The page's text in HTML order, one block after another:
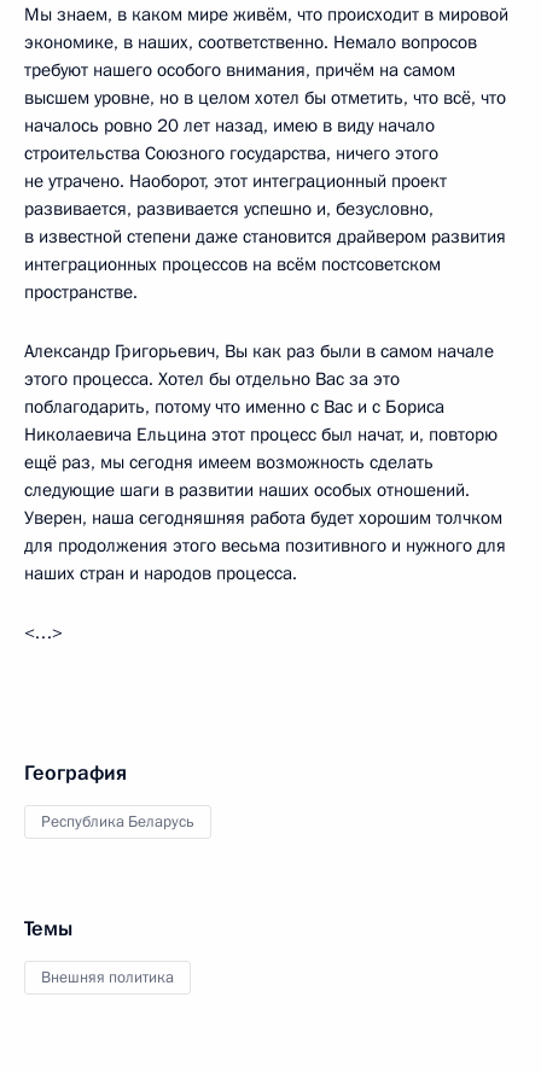
Мы знаем, в каком мире живём, что происходит в мировой
экономике, в наших, соответственно. Немало вопросов
требуют нашего особого внимания, причём на самом
высшем уровне, но в целом хотел бы отметить, что всё, что
началось ровно 20 лет назад, имею в виду начало
строительства Союзного государства, ничего этого
не утрачено. Наоборот, этот интеграционный проект
развивается, развивается успешно и, безусловно,
в известной степени даже становится драйвером развития
интеграционных процессов на всём постсоветском
пространстве.
Александр Григорьевич, Вы как раз были в самом начале
этого процесса. Хотел бы отдельно Вас за это
поблагодарить, потому что именно с Вас и с Бориса
Николаевича Ельцина этот процесс был начат, и, повторю
ещё раз, мы сегодня имеем возможность сделать
следующие шаги в развитии наших особых отношений.
Уверен, наша сегодняшняя работа будет хорошим толчком
для продолжения этого весьма позитивного и нужного для
наших стран и народов процесса.
<…>
География
Республика Беларусь
Темы
Внешняя политика